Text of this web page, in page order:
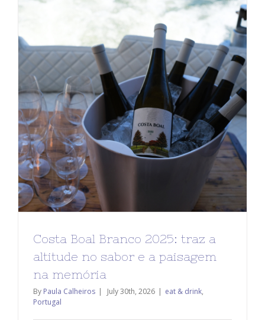
Costa Boal Branco 2025: traz a
altitude no sabor e a paisagem
na memória
By Paula Calheiros | July 30th, 2026 | eat & drink,
Portugal